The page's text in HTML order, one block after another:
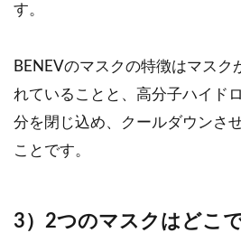
す。
BENEVのマスクの特徴はマスク
れていることと、高分子ハイド
分を閉じ込め、クールダウンさ
ことです。
3）2つのマスクはどこ